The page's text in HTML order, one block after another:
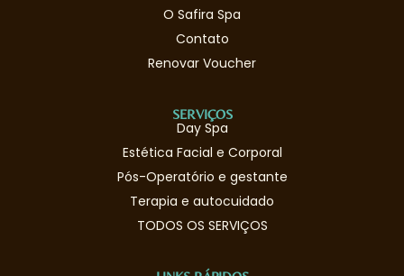
O Safira Spa
Contato
Renovar Voucher
SERVIÇOS
Day Spa
Estética Facial e Corporal
Pós-Operatório e gestante
Terapia e autocuidado
TODOS OS SERVIÇOS